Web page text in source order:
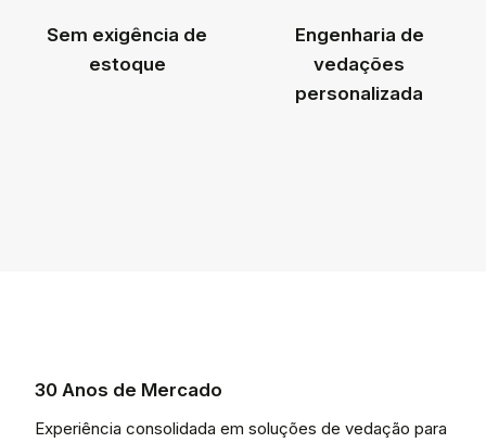
Sem exigência de
estoque
Engenharia de
vedações
personalizada
30 Anos de Mercado
Experiência consolidada em soluções de vedação para